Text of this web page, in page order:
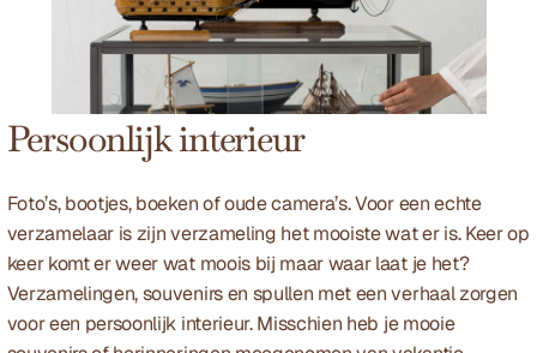
Persoonlijk interieur
Foto’s, bootjes, boeken of oude camera’s. Voor een echte
verzamelaar is zijn verzameling het mooiste wat er is. Keer op
keer komt er weer wat moois bij maar waar laat je het?
Verzamelingen, souvenirs en spullen met een verhaal zorgen
voor een persoonlijk interieur. Misschien heb je mooie